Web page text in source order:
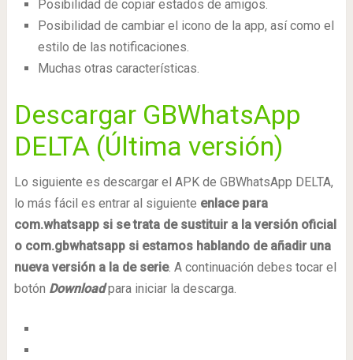
Posibilidad de copiar estados de amigos.
Posibilidad de cambiar el icono de la app, así como el
estilo de las notificaciones.
Muchas otras características.
Descargar GBWhatsApp
DELTA (Última versión)
Lo siguiente es descargar el APK de GBWhatsApp DELTA,
lo más fácil es entrar al siguiente enlace para
com.whatsapp si se trata de sustituir a la versión oficial
o com.gbwhatsapp si estamos hablando de añadir una
nueva versión a la de serie. A continuación debes tocar el
botón Downloadpara iniciar la descarga.